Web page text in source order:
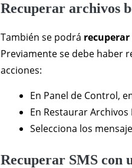
Recuperar archivos
También se podrá
Previamente se debe haber
acciones:
En Panel de Control,
En Restaurar
Selecciona los
Recuperar SMS con